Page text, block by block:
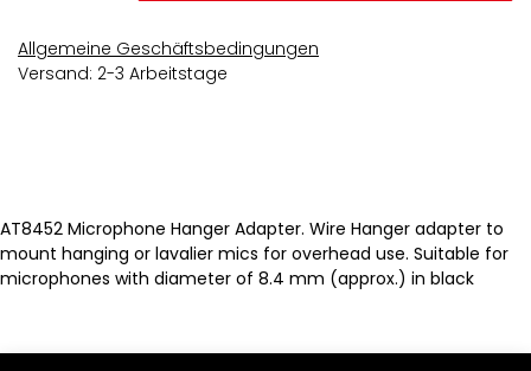
Allgemeine Geschäftsbedingungen
Versand: 2-3 Arbeitstage
AT8452 Microphone Hanger Adapter. Wire Hanger adapter to
mount hanging or lavalier mics for overhead use. Suitable for
microphones with diameter of 8.4 mm (approx.) in black